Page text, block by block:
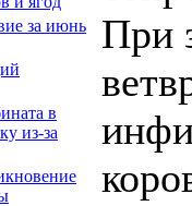
за июнь
в
из-за
При